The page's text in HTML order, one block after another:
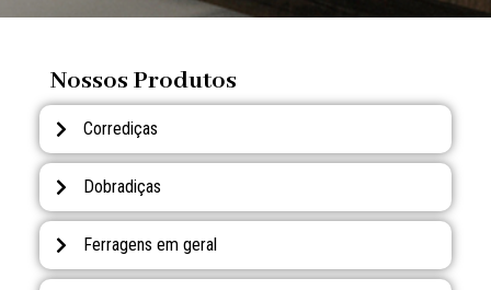
Nossos Produtos
Corrediças
Dobradiças
Ferragens em geral